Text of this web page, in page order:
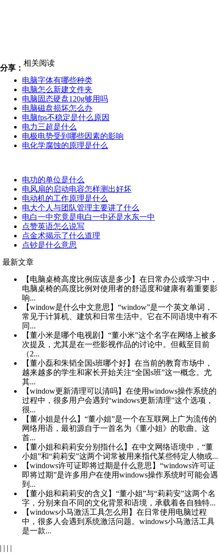
分享：
相关阅读
电脑字体有哪些种类
电脑怎么新建文件夹
电脑固态硬盘120g够用吗
电脑磁盘损坏怎么办
电脑fps不稳定是什么原因
电力三超是什么
电极电势受到哪些因素的影响
电化学腐蚀的原理是什么
电功的单位是什么
电风扇的启动电容怎样测出好坏
电动机的工作原理是什么
电大个人与团队管理主要讲了什么
电白一中究竟是电白一中还是水东一中
点赞英语怎么说写
点金术揭示了什么道理
点钞是什么意思
最新文章
【电脑桌椅高度比例应该是多少】在日常办公或学习中，
电脑桌椅的高度比例对使用者的舒适度和健康有着重要影
响...
【window是什么中文意思】“window”是一个英文单词，
常见于计算机、建筑和日常生活中。它在不同语境中有不
同...
【董小米是哪个电视剧】“董小米”这个名字在网络上被多
次提及，尤其是在一些影视作品的讨论中。但截至目前
（2...
【董小磊和朱韬全国s班哪个好】在当前的教育市场中，
越来越多的学生和家长开始关注“全国s班”这一概念。尤
其...
【window更新清理可以清吗】在使用windows操作系统的
过程中，很多用户会遇到“windows更新清理”这个选项，
很...
【董小姐是什么】“董小姐”是一个在互联网上广为流传的
网络用语，最初源自于一首名为《董小姐》的歌曲。这
首...
【董小姐和莉莉安分别指什么】在中文网络语境中，“董
小姐”和“莉莉安”这两个词常被用来指代某些特定人物或...
【windows许可证即将过期是什么意思】“windows许可证
即将过期”是许多用户在使用windows操作系统时可能会遇
到...
【董小姐和莉莉安的含义】“董小姐”与“莉莉安”这两个名
字，分别来自不同的文化背景和语境，承载着各自独特...
【windows小马激活工具怎么用】在日常使用电脑过程
中，很多人会遇到系统激活问题。windows小马激活工具
是一款...
| | | |